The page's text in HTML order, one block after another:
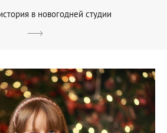
в новогодней студии